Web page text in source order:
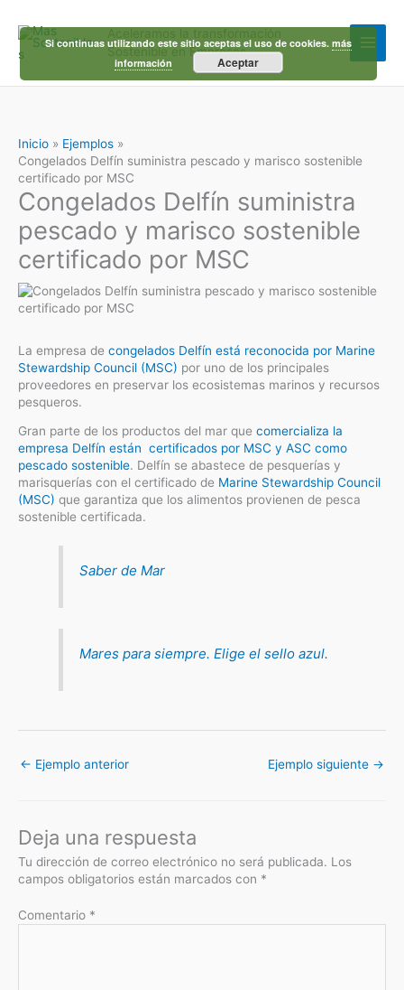
contenido
Sostenible en Empresas
Inicio
Ejemplos
Congelados Delfín suministra pescado y marisco sostenible
certificado por MSC
Congelados Delfín suministra
pescado y marisco sostenible
certificado por MSC
La empresa de congelados Delfín está reconocida por Marine
Stewardship Council (MSC) por uno de los principales
proveedores en preservar los ecosistemas marinos y recursos
pesqueros.
Gran parte de los productos del mar que comercializa la
empresa Delfín están certificados por MSC y ASC como
pescado sostenible. Delfín se abastece de pesquerías y
marisquerías con el certificado de Marine Stewardship Council
(MSC) que garantiza que los alimentos provienen de pesca
sostenible certificada.
Saber de Mar
Mares para siempre. Elige el sello azul.
← Ejemplo anterior Ejemplo siguiente →
Deja una respuesta
Tu dirección de correo electrónico no será publicada. Los
campos obligatorios están marcados con *
Comentario *
Si continuas utilizando este sitio aceptas el uso de cookies.más
información
Aceptar